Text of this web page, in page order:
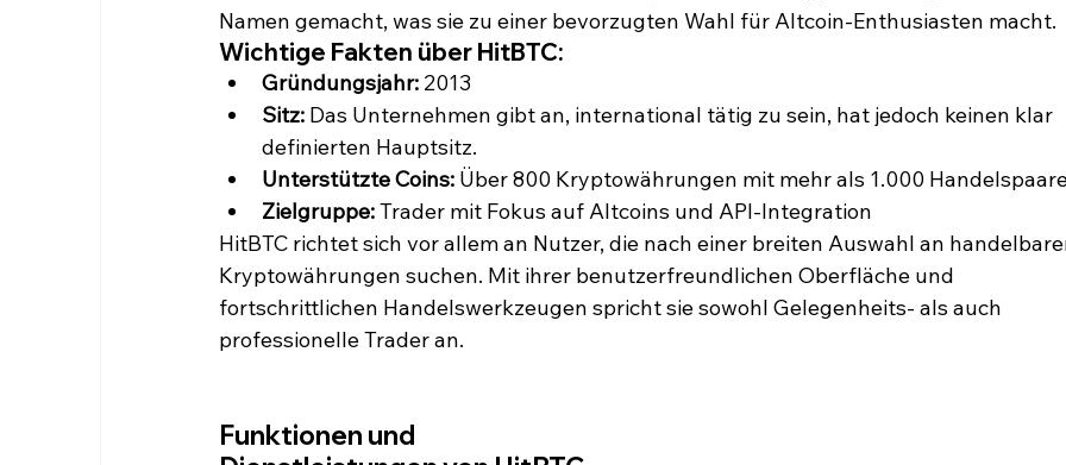
Namen gemacht, was sie zu einer bevorzugten Wahl für Altcoin-Enthusiasten macht.
Wichtige Fakten über HitBTC:
Gründungsjahr: 2013
Sitz: Das Unternehmen gibt an, international tätig zu sein, hat jedoch keinen klar
definierten Hauptsitz.
Unterstützte Coins: Über 800 Kryptowährungen mit mehr als 1.000
Zielgruppe: Trader mit Fokus auf Altcoins und API-Integration
HitBTC richtet sich vor allem an Nutzer, die nach einer breiten Auswahl an
Kryptowährungen suchen. Mit ihrer benutzerfreundlichen Oberfläche und
fortschrittlichen Handelswerkzeugen spricht sie sowohl Gelegenheits- als auch
professionelle Trader an.
Funktionen und